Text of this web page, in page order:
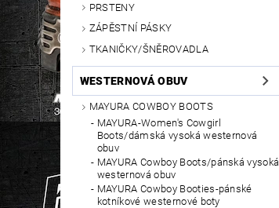
PRSTENY
ZÁPĚSTNÍ PÁSKY
TKANIČKY/ŠNĚROVADLA
WESTERNOVÁ OBUV
MAYURA COWBOY BOOTS
MAYURA-Women's Cowgirl
Boots/dámská vysoká westernová
obuv
MAYURA Cowboy Boots/pánská vysoká
westernová obuv
MAYURA Cowboy Booties-pánské
kotníkové westernové boty